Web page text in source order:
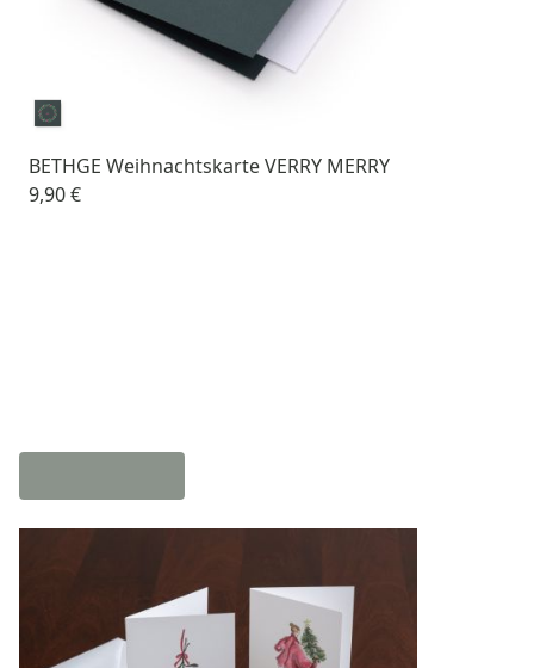
BETHGE Weihnachtskarte VERRY MERRY
9,90 €